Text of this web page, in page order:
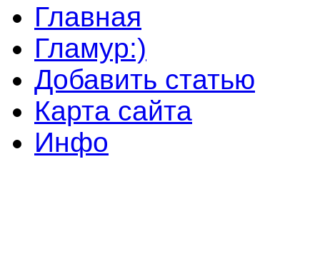
Главная
Гламур:)
Добавить статью
Карта сайта
Инфо